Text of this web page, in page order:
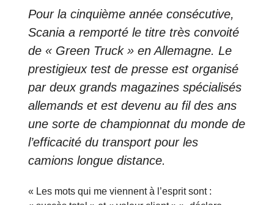
Pour la cinquième année consécutive,
Scania a remporté le titre très convoité
de « Green Truck » en Allemagne. Le
prestigieux test de presse est organisé
par deux grands magazines spécialisés
allemands et est devenu au fil des ans
une sorte de championnat du monde de
l’efficacité du transport pour les
camions longue distance.
« Les mots qui me viennent à l’esprit sont :